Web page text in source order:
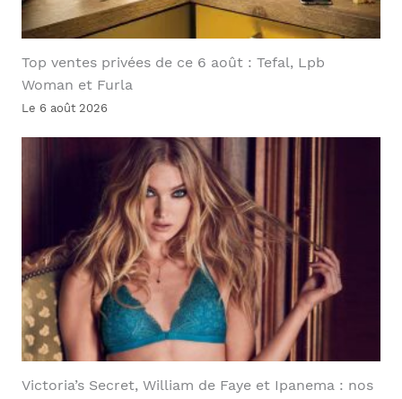
Top ventes privées de ce 6 août : Tefal, Lpb
Woman et Furla
Le 6 août 2026
Victoria’s Secret, William de Faye et Ipanema : nos